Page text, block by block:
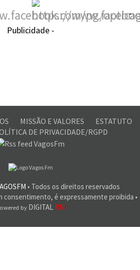
-
Publicidade -
MISSÃO E VALORES
ESTATUTO
DE PRIVACIDADE/RGPD
• Todos os direitos reservados
consentimento, é expressamente proibida •
byDIGITAL RM